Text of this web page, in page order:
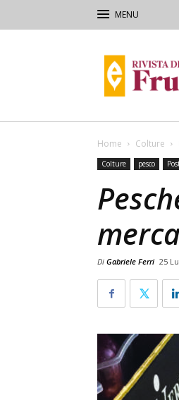
di
Frutticoltura
Home Colture
Colture pesco
Di Gabriele Ferri 25